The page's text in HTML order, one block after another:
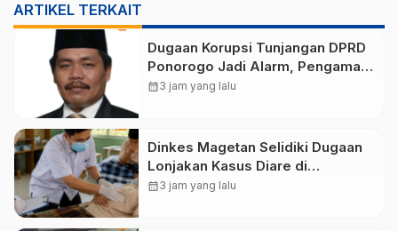
ARTIKEL TERKAIT
Dugaan Korupsi Tunjangan DPRD
Ponorogo Jadi Alarm, Pengamat
Minta Magetan Perkuat Tata
calendar_month3 jam yang lalu
Dinkes Magetan Selidiki Dugaan
Lonjakan Kasus Diare di
Lembeyan, Lakukan Penyelidikan
calendar_month3 jam yang lalu